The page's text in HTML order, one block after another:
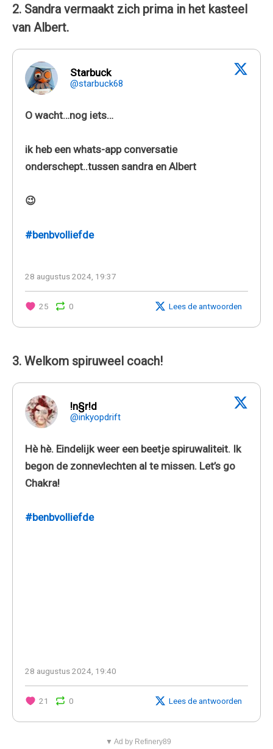
2. Sandra vermaakt zich prima in het kasteel
van Albert.
Starbuck
@starbuck68
O wacht…nog iets…
ik heb een whats-app conversatie
onderschept..tussen sandra en Albert
😉
#benbvolliefde
28 augustus 2024, 19:37
25 0 Lees de antwoorden
3. Welkom spiruweel coach!
!n§r!d
@inkyopdrift
Hè hè. Eindelijk weer een beetje spiruwaliteit. Ik
begon de zonnevlechten al te missen. Let’s go
Chakra!
#benbvolliefde
28 augustus 2024, 19:40
21 0 Lees de antwoorden
▼ Ad by Refinery89